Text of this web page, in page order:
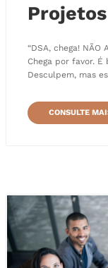
“DSA, chega! NÃO
Chega por favor. É
Desculpem, mas
CONSULTE